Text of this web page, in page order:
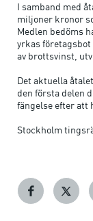
I samband med
miljoner kronor
Medlen bedöms
yrkas
av brottsvinst,
Det aktuella
den första delen
fängelse efter att
Stockholm